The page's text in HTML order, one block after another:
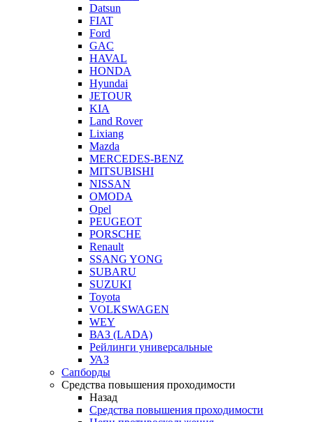
Datsun
FIAT
Ford
GAC
HAVAL
HONDA
Hyundai
JETOUR
KIA
Land Rover
Lixiang
Mazda
MERCEDES-BENZ
MITSUBISHI
NISSAN
OMODA
Opel
PEUGEOT
PORSCHE
Renault
SSANG YONG
SUBARU
SUZUKI
Toyota
VOLKSWAGEN
WEY
ВАЗ (LADA)
Рейлинги универсальные
УАЗ
Сапборды
Средства повышения проходимости
Назад
Средства повышения проходимости